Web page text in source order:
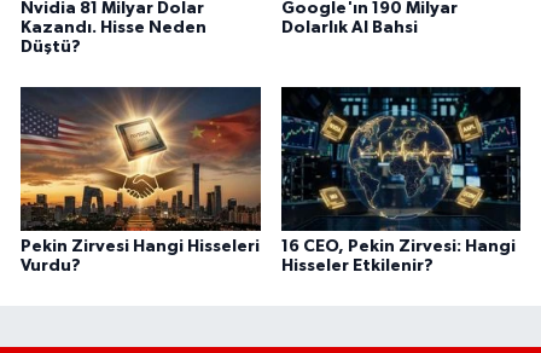
Nvidia 81 Milyar Dolar
Kazandı. Hisse Neden
Düştü?
Google'ın 190 Milyar
Dolarlık AI Bahsi
Pekin Zirvesi Hangi Hisseleri
Vurdu?
16 CEO, Pekin Zirvesi: Hangi
Hisseler Etkilenir?